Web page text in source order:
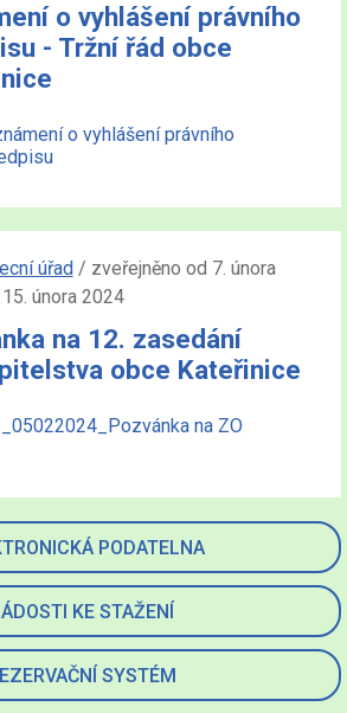
PODATELNA
KE STAŽENÍ
SYSTÉM
o vyhlášení právního
- Tržní řád obce
o vyhlášení právního
úřad/ zveřejněno od 7. února
února 2024
na 12. zasedání
obce Kateřinice
na ZO